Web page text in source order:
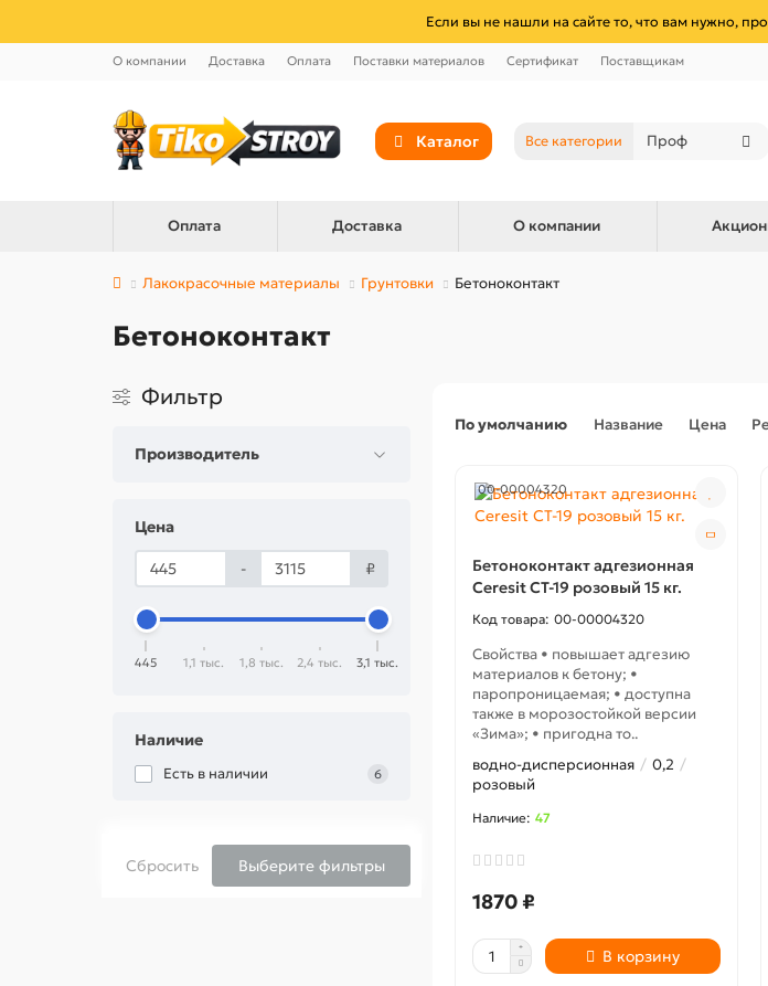
Если вы не нашли на сайте то, что вам нужно,
О компании Доставка Оплата Поставки материалов Сертификат Поставщикам
Каталог Все категории
Оплата Доставка О компании
Лакокрасочные материалы Грунтовки Бетоноконтакт
Бетоноконтакт
Фильтр
Производитель
Цена
- ₽
445 1,1 тыс. 1,8 тыс. 2,4 тыс. 3,1 тыс.
Наличие
Есть в наличии 6
Сбросить Выберите фильтры
По умолчанию Название Цена
00-00004320
Бетоноконтакт адгезионная
Ceresit СТ-19 розовый 15 кг.
00-00004320
Свойства • повышает адгезию
материалов к бетону; •
паропроницаемая; • доступна
также в морозостойкой версии
«Зима»; • пригодна то..
водно-дисперсионная
0,2
розовый
47
1870 ₽
В корзину